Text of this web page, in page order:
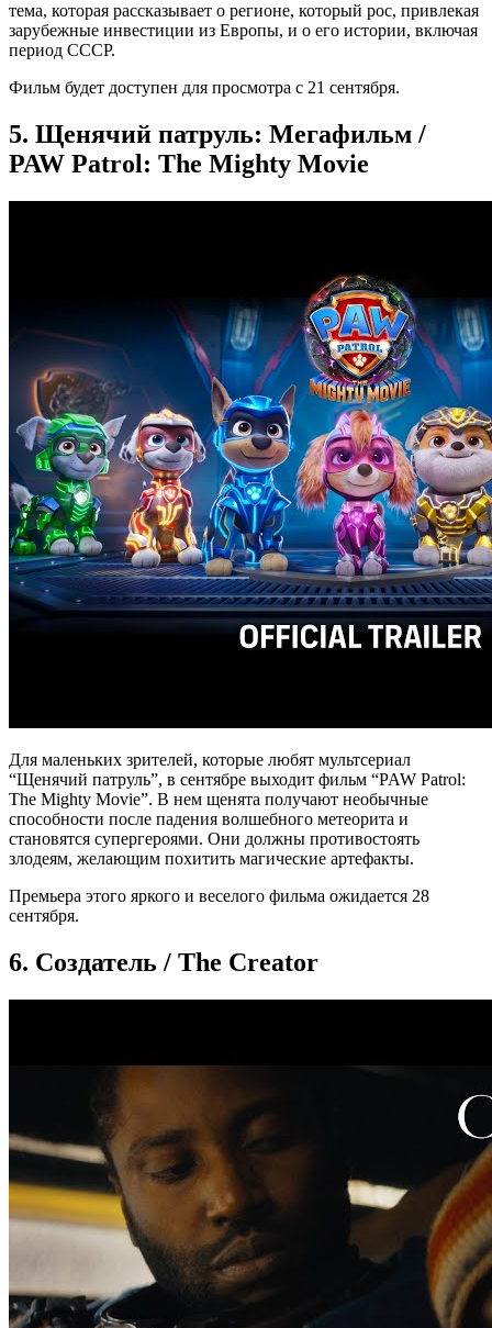
тема, которая рассказывает о регионе, который рос, привлекая
зарубежные инвестиции из Европы, и о его истории, включая
период СССР.
Фильм будет доступен для просмотра с 21 сентября.
5. Щенячий патруль: Мегафильм /
PAW Patrol: The Mighty Movie
Для маленьких зрителей, которые любят мультсериал
“Щенячий патруль”, в сентябре выходит фильм “PAW Patrol:
The Mighty Movie”. В нем щенята получают необычные
способности после падения волшебного метеорита и
становятся супергероями. Они должны противостоять
злодеям, желающим похитить магические артефакты.
Премьера этого яркого и веселого фильма ожидается 28
сентября.
6. Создатель / The Creator